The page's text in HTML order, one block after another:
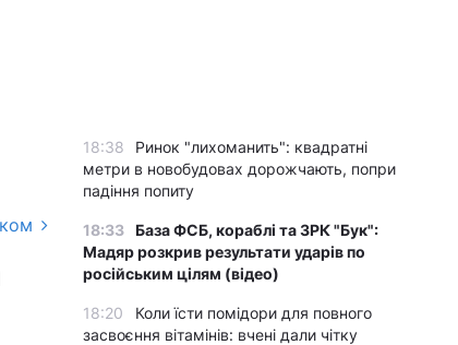
18:38
Ринок "лихоманить": квадратні
метри в новобудовах дорожчають, попри
падіння попиту
18:33 База ФСБ, кораблі та ЗРК "Бук":
Мадяр розкрив результати ударів по
російським цілям (відео)
18:20
Коли їсти помідори для повного
засвоєння вітамінів: вчені дали чітку